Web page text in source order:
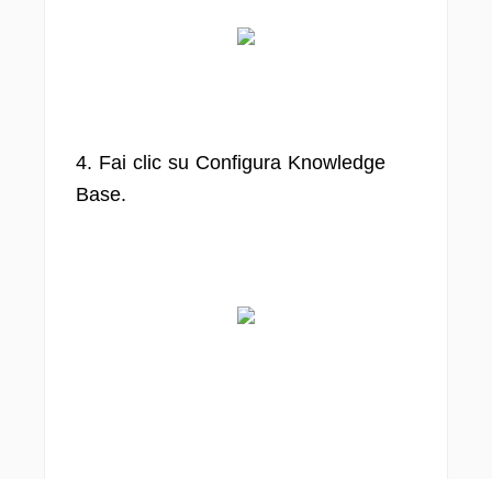
4. Fai clic su Configura Knowledge
Base.